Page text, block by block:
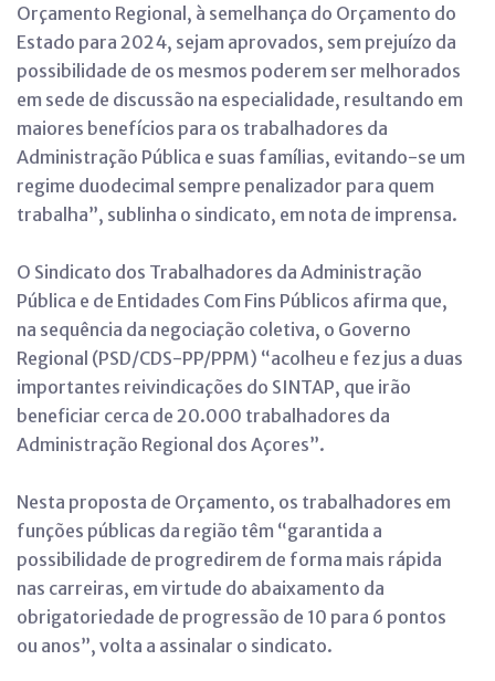
Orçamento Regional, à semelhança do Orçamento do
Estado para 2024, sejam aprovados, sem prejuízo da
possibilidade de os mesmos poderem ser melhorados
em sede de discussão na especialidade, resultando em
maiores benefícios para os trabalhadores da
Administração Pública e suas famílias, evitando-se um
regime duodecimal sempre penalizador para quem
trabalha”, sublinha o sindicato, em nota de imprensa.
O Sindicato dos Trabalhadores da Administração
Pública e de Entidades Com Fins Públicos afirma que,
na sequência da negociação coletiva, o Governo
Regional (PSD/CDS-PP/PPM) “acolheu e fez jus a duas
importantes reivindicações do SINTAP, que irão
beneficiar cerca de 20.000 trabalhadores da
Administração Regional dos Açores”.
Nesta proposta de Orçamento, os trabalhadores em
funções públicas da região têm “garantida a
possibilidade de progredirem de forma mais rápida
nas carreiras, em virtude do abaixamento da
obrigatoriedade de progressão de 10 para 6 pontos
ou anos”, volta a assinalar o sindicato.